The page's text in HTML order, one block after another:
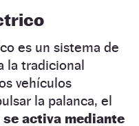
es un sistema de
la tradicional
vehículos
la palanca, el
se activa mediante